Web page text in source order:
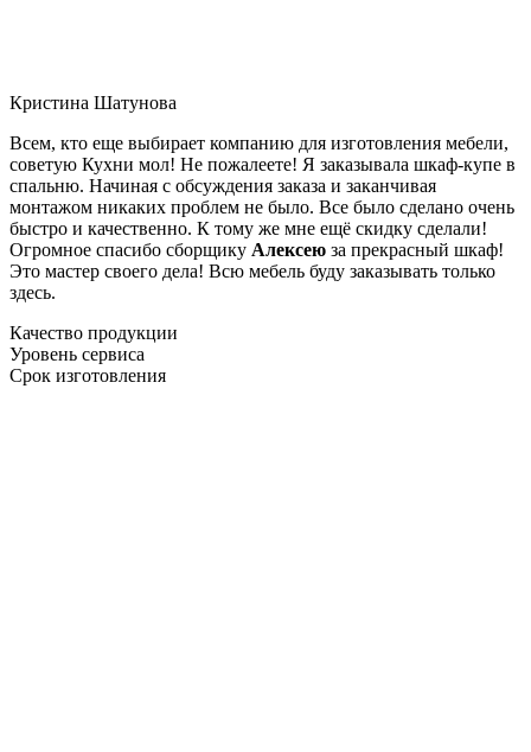
Кристина Шатунова
Всем, кто еще выбирает компанию для изготовления мебели,
советую Кухни мол! Не пожалеете! Я заказывала шкаф-купе в
спальню. Начиная с обсуждения заказа и заканчивая
монтажом никаких проблем не было. Все было сделано очень
быстро и качественно. К тому же мне ещё скидку сделали!
Огромное спасибо сборщику Алексею за прекрасный шкаф!
Это мастер своего дела! Всю мебель буду заказывать только
здесь.
Качество продукции
Уровень сервиса
Срок изготовления